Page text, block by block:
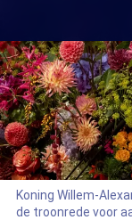
Koning Willem-
de troonrede voor